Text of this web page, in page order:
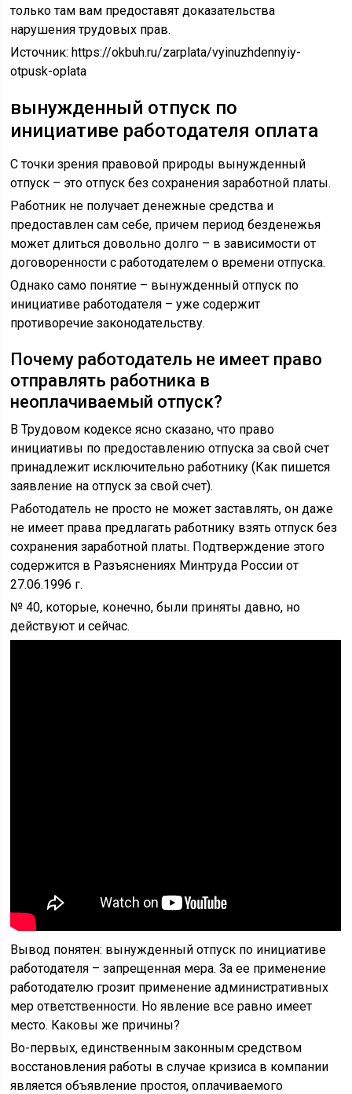
только там вам предоставят доказательства
нарушения трудовых прав.
Источник:https://okbuh.ru/zarplata/vyinuzhdennyiy-
otpusk-oplata
вынужденный отпуск по
инициативе работодателя оплата
С точки зрения правовой природы вынужденный
отпуск – это отпуск без сохранения заработной платы.
Работник не получает денежные средства и
предоставлен сам себе, причем период безденежья
может длиться довольно долго – в зависимости от
договоренности с работодателем о времени отпуска.
Однако само понятие – вынужденный отпуск по
инициативе работодателя – уже содержит
противоречие законодательству.
Почему работодатель не имеет право
отправлять работника в
неоплачиваемый отпуск?
В Трудовом кодексе ясно сказано, что право
инициативы по предоставлению отпуска за свой счет
принадлежит исключительно работнику (Как пишется
заявление на отпуск за свой счет).
Работодатель не просто не может заставлять, он даже
не имеет права предлагать работнику взять отпуск без
сохранения заработной платы. Подтверждение этого
содержится в Разъяснениях Минтруда России от
27.06.1996 г.
№ 40, которые, конечно, были приняты давно, но
действуют и сейчас.
Вывод понятен: вынужденный отпуск по инициативе
работодателя – запрещенная мера. За ее применение
работодателю грозит применение административных
мер ответственности. Но явление все равно имеет
место. Каковы же причины?
Во-первых, единственным законным средством
восстановления работы в случае кризиса в компании
является объявление простоя, оплачиваемого